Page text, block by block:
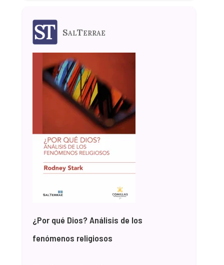
SalTerrae
¿Por qué Dios? Análisis de los
fenómenos religiosos